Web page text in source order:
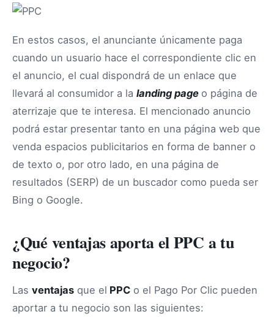
En estos casos, el anunciante únicamente paga
cuando un usuario hace el correspondiente clic en
el anuncio, el cual dispondrá de un enlace que
llevará al consumidor a la landing page o página de
aterrizaje que te interesa. El mencionado anuncio
podrá estar presentar tanto en una página web que
venda espacios publicitarios en forma de banner o
de texto o, por otro lado, en una página de
resultados (SERP) de un buscador como pueda ser
Bing o Google.
¿Qué ventajas aporta el PPC a tu
negocio?
Las ventajas que el PPC o el Pago Por Clic pueden
aportar a tu negocio son las siguientes: